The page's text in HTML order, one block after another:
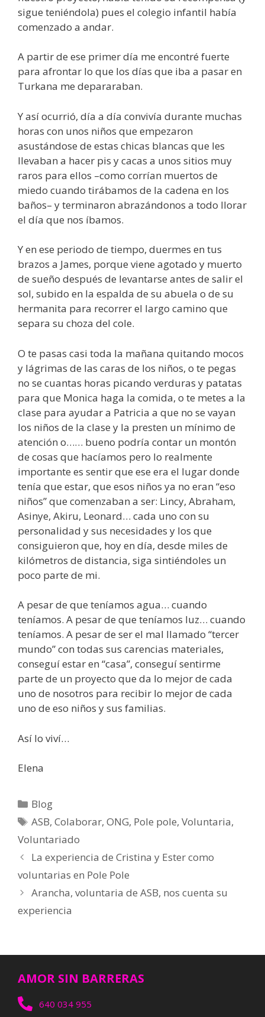
sigue teniéndola) pues el colegio infantil había
comenzado a andar.
A partir de ese primer día me encontré fuerte
para afrontar lo que los días que iba a pasar en
Turkana me depararaban.
Y así ocurrió, día a día convivía durante muchas
horas con unos niños que empezaron
asustándose de estas chicas blancas que les
llevaban a hacer pis y cacas a unos sitios muy
raros para ellos –como corrían muertos de
miedo cuando tirábamos de la cadena en los
baños– y terminaron abrazándonos a todo llorar
el día que nos íbamos.
Y en ese periodo de tiempo, duermes en tus
brazos a James, porque viene agotado y muerto
de sueño después de levantarse antes de salir el
sol, subido en la espalda de su abuela o de su
hermanita para recorrer el largo camino que
separa su choza del cole.
O te pasas casi toda la mañana quitando mocos
y lágrimas de las caras de los niños, o te pegas
no se cuantas horas picando verduras y patatas
para que Monica haga la comida, o te metes a la
clase para ayudar a Patricia a que no se vayan
los niños de la clase y la presten un mínimo de
atención o…… bueno podría contar un montón
de cosas que hacíamos pero lo realmente
importante es sentir que ese era el lugar donde
tenía que estar, que esos niños ya no eran “eso
niños” que comenzaban a ser: Lincy, Abraham,
Asinye, Akiru, Leonard… cada uno con su
personalidad y sus necesidades y los que
consiguieron que, hoy en día, desde miles de
kilómetros de distancia, siga sintiéndoles un
poco parte de mi.
A pesar de que teníamos agua… cuando
teníamos. A pesar de que teníamos luz… cuando
teníamos. A pesar de ser el mal llamado “tercer
mundo” con todas sus carencias materiales,
conseguí estar en “casa”, conseguí sentirme
parte de un proyecto que da lo mejor de cada
uno de nosotros para recibir lo mejor de cada
uno de eso niños y sus familias.
Así lo viví…
Elena
Blog
ASB,Colaborar,ONG, Pole pole,Voluntaria,
Voluntariado
La experiencia de Cristina y Ester como
voluntarias en Pole Pole
Arancha, voluntaria de ASB, nos cuenta su
experiencia
AMOR SIN BARRERAS
640 034 955